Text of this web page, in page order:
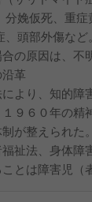
死、重症黄
部外傷な
の原因は、不
革
より、知的
９６０年の
が整えられ
祉法、身体
とは障害児（